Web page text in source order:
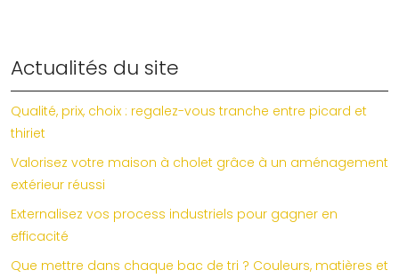
Actualités du site
Qualité, prix, choix : regalez-vous tranche entre picard et
thiriet
Valorisez votre maison à cholet grâce à un aménagement
extérieur réussi
Externalisez vos process industriels pour gagner en
efficacité
Que mettre dans chaque bac de tri ? Couleurs, matières et